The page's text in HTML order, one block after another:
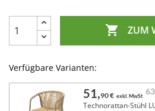
 ZUM
Verfügbare Varianten:
51,90 € exkl. MwSt
Technorattan-Stühl